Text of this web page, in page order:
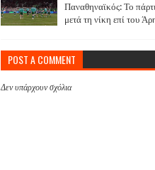
Παναθηναϊκός: Το
μετά τη νίκη επί του
POST A COMMENT
Δεν υπάρχουν σχόλια